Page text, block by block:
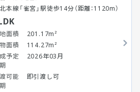
本線「雀宮」駅徒歩14分（距離：1120m）
面積
201.17m²
面積
114.27m²
予定
2026年03月
可能
即引渡し可